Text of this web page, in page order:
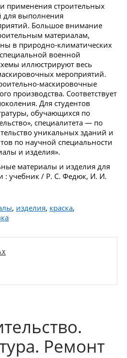
применения строительных
для выполнения
Большое внимание
материалам,
в природно-климатических
военной
иллюстрируют весь
мероприятий.
маскировочные
производства. Соответствует
Для студентов
обучающихся по
специалитета — по
уникальных зданий и
по научной специальности
и изделия».
материалы и изделия для
: учебник / Р. С. Федюк, И. И.
, изделия, краска,
Ремонт